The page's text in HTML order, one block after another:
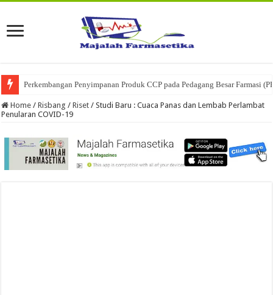
Perkembangan Penyimpanan Produk CCP pada Pedagang Besar Farmasi
Ketika Obat Menunggu Keputusan: Mengenal Peran Karantina Produk
Home / Risbang / Riset / Studi Baru : Cuaca Panas dan Lembab Perlambat
Penularan COVID-19